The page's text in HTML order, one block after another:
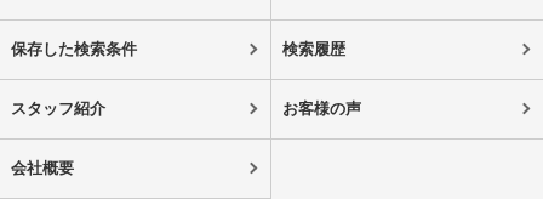
保存した検索条件 検索履歴
スタッフ紹介 お客様の声
会社概要